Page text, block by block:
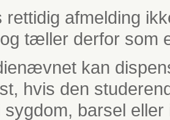
rettidig afmelding
tæller derfor som
kan
hvis den
sygdom, barsel